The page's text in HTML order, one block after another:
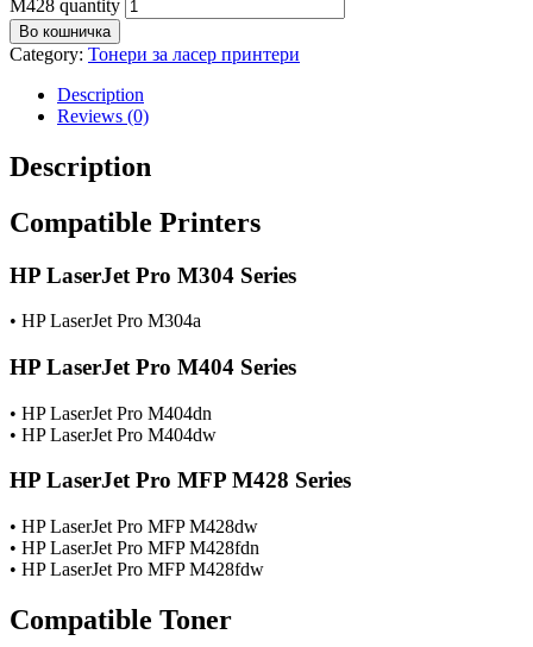
M428 quantity
Во кошничка
Category: Тонери за ласер принтери
Description
Reviews (0)
Description
Compatible Printers
HP LaserJet Pro M304 Series
• HP LaserJet Pro M304a
HP LaserJet Pro M404 Series
• HP LaserJet Pro M404dn
• HP LaserJet Pro M404dw
HP LaserJet Pro MFP M428 Series
• HP LaserJet Pro MFP M428dw
• HP LaserJet Pro MFP M428fdn
• HP LaserJet Pro MFP M428fdw
Compatible Toner